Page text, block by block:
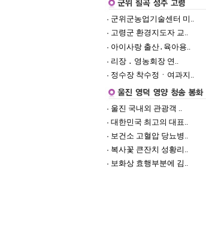
군위군농업기술센터 미..
고령군 환경지도자 교..
아이사랑 출산․육아용..
리장 ․ 영농회장 연..
정수장 착수정ㆍ여과지..
울진 국내외 관광객 ..
대한민국 최고의 대표..
보건소 고혈압 당뇨병..
복사꽃 큰잔치 성황리..
보화상 효행부분에 김..